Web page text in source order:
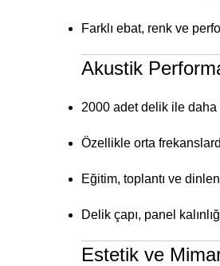
Farklı ebat, renk ve
Akustik
2000 adet delik ile
Özellikle orta
Eğitim, toplantı ve
Delik çapı, panel
Estetik ve